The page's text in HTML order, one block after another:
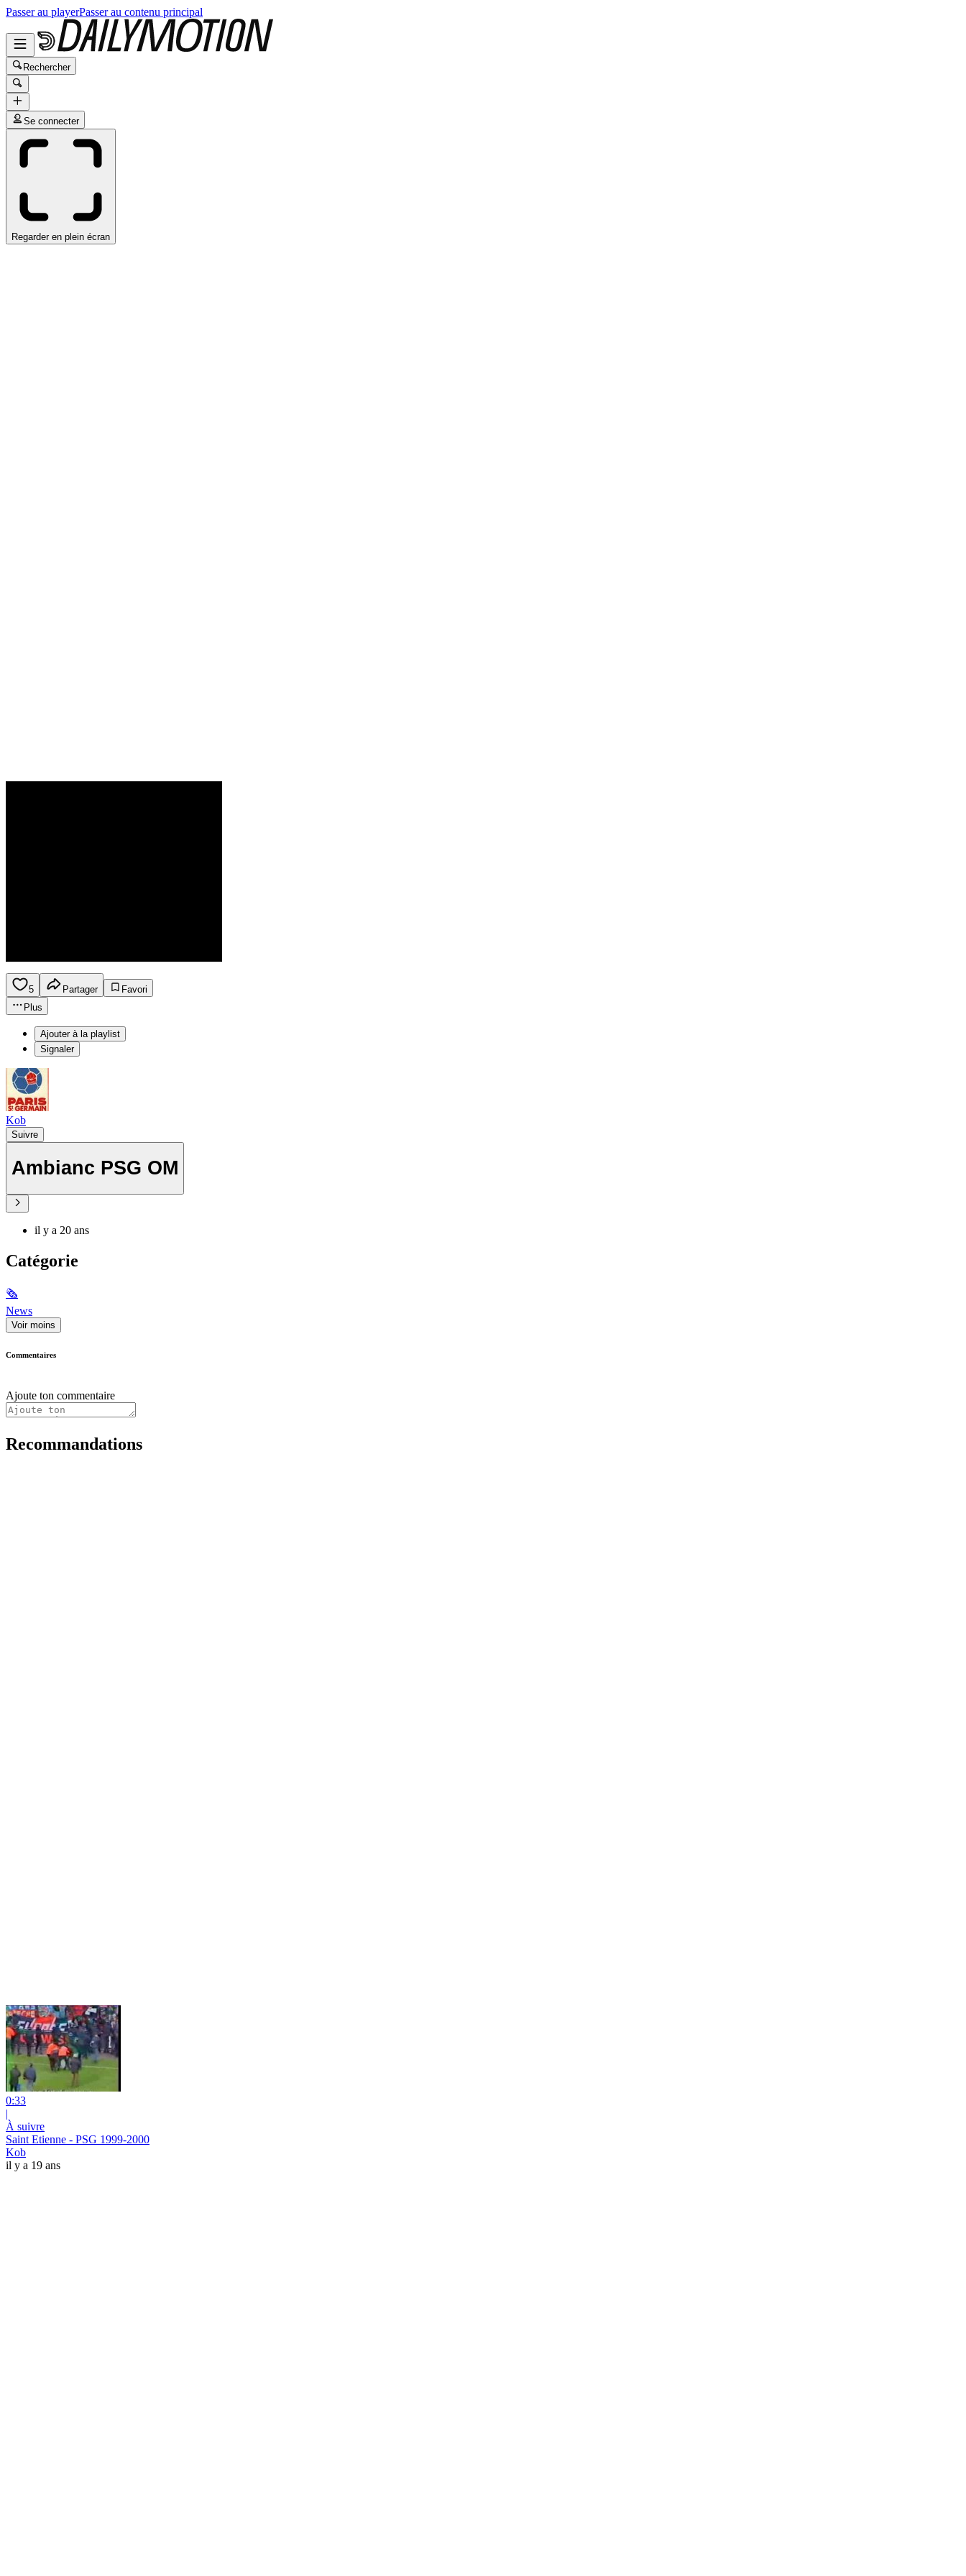
Passer au playerPasser au contenu principal
Rechercher
Se connecter
Regarder en plein écran
5 Partager
Favori
Plus
Ajouter à la playlist
Signaler
Kob
Suivre
Ambianc PSG OM
il y a 20 ans
Catégorie
🗞
News
Voir moins
Commentaires
Ajoute ton commentaire
Recommandations
0:33
|
À suivre
Saint Etienne - PSG 1999-2000
Kob
il y a 19 ans